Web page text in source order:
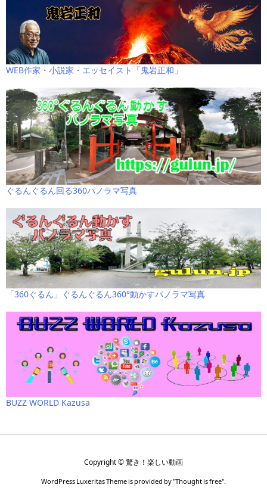
WEB作家・小説家・エッセイスト「鬼岩正和」
ぐるんぐるん回る360パノラマ写真
「360ぐるん」ぐるんぐるん360°動かすパノラマ写真
BUZZ WORLD Kazusa
Copyright ©驚き！楽しい動画
WordPress Luxeritas Theme is provided by "Thought is free".